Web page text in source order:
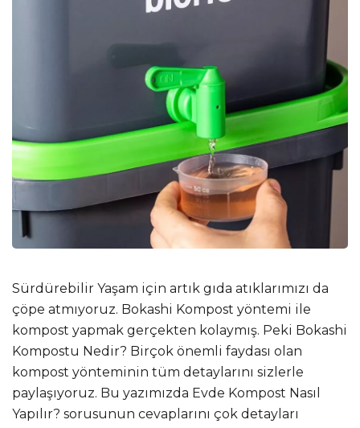
Sürdürebilir Yaşam için artık gıda atıklarımızı da
çöpe atmıyoruz. Bokashi Kompost yöntemi ile
kompost yapmak gerçekten kolaymış. Peki Bokashi
Kompostu Nedir? Birçok önemli faydası olan
kompost yönteminin tüm detaylarını sizlerle
paylaşıyoruz. Bu yazımızda Evde Kompost Nasıl
Yapılır? sorusunun cevaplarını çok detayları